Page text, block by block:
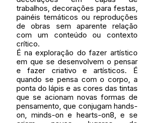
trabalhos, decorações para festas,
painéis temáticos ou reproduções
de obras sem aparente relação
com um conteúdo ou contexto
crítico.
É na exploração do fazer artístico
em que se desenvolvem o pensar
e fazer criativo e artísticos. É
quando se pensa com o corpo, a
ponta do lápis e as cores das tintas
que se acionam novas formas de
pensamento, que conjugam hands-
on, minds-on e hearts-on8, e se